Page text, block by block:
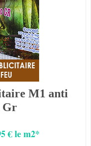
M1 anti
Gr
€ le m2*